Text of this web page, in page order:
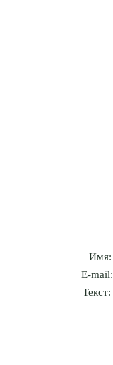
Имя:
E-mail:
Текст: